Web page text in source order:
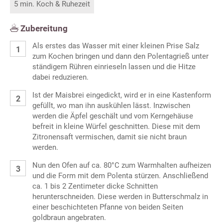
5 min. Koch & Ruhezeit
Zubereitung
Als erstes das Wasser mit einer kleinen Prise Salz
zum Kochen bringen und dann den Polentagrieß unter
ständigem Rühren einrieseln lassen und die Hitze
dabei reduzieren.
Ist der Maisbrei eingedickt, wird er in eine Kastenform
gefüllt, wo man ihn auskühlen lässt. Inzwischen
werden die Äpfel geschält und vom Kerngehäuse
befreit in kleine Würfel geschnitten. Diese mit dem
Zitronensaft vermischen, damit sie nicht braun
werden.
Nun den Ofen auf ca. 80°C zum Warmhalten aufheizen
und die Form mit dem Polenta stürzen. Anschließend
ca. 1 bis 2 Zentimeter dicke Schnitten
herunterschneiden. Diese werden in Butterschmalz in
einer beschichteten Pfanne von beiden Seiten
goldbraun angebraten.